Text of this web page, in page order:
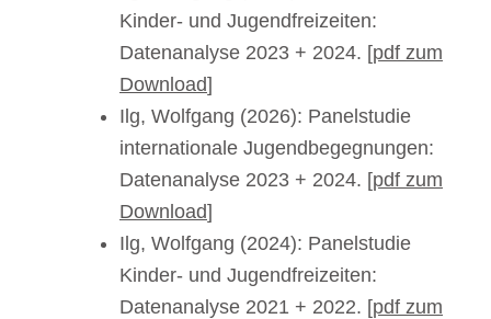
Kinder- und Jugendfreizeiten:
Datenanalyse 2023 + 2024. [pdf zum
Download]
Ilg, Wolfgang (2026): Panelstudie
internationale Jugendbegegnungen:
Datenanalyse 2023 + 2024. [pdf zum
Download]
Ilg, Wolfgang (2024): Panelstudie
Kinder- und Jugendfreizeiten:
Datenanalyse 2021 + 2022. [pdf zum